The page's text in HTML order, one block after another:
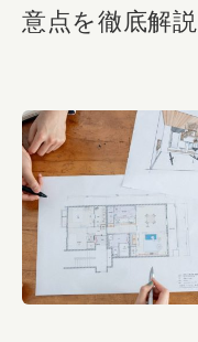
意点を徹底解説